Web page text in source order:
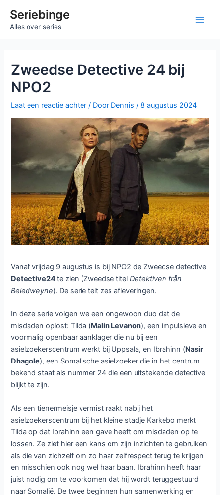
naarSeriebinge
Alles over series
Zweedse Detective 24 bij
NPO2
Laat een reactie achter / Door Dennis/ 8 augustus 2024
Vanaf vrijdag 9 augustus is bij NPO2 de Zweedse detective
Detective24te zien (Zweedse titel Detektiven från
Beledweyne). De serie telt zes afleveringen.
In deze serie volgen we een ongewoon duo dat de
misdaden oplost: Tilda (Malin Levanon), een impulsieve en
voormalig openbaar aanklager die nu bij een
asielzoekerscentrum werkt bij Uppsala, en Ibrahinn (Nasir
Dhagole), een Somalische asielzoeker die in het centrum
bekend staat als nummer 24 die een uitstekende detective
blijkt te zijn.
Als een tienermeisje vermist raakt nabij het
asielzoekerscentrum bij het kleine stadje Karkebo merkt
Tilda op dat Ibrahinn een gave heeft om misdaden op te
lossen. Ze ziet hier een kans om zijn inzichten te gebruiken
als die van zichzelf om zo haar zelfrespect terug te krijgen
en misschien ook nog wel haar baan. Ibrahinn heeft haar
juist nodig om te voorkomen dat hij wordt teruggestuurd
naar Somalië. De twee beginnen hun samenwerking en